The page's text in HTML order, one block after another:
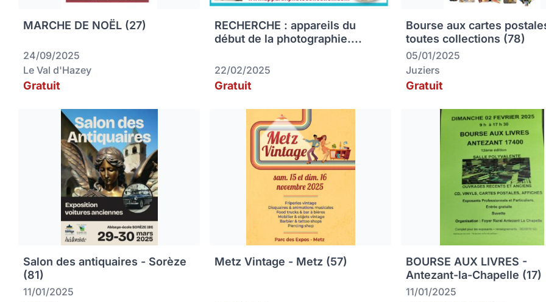
MARCHE DE NOËL (27)
24/09/2025
Le Val d'Hazey
Gratuit
RECHERCHE : appareils du
début de la photographie....
22/02/2025
Gratuit
Bourse aux cartes
toutes collections (78)
05/01/2025
Juziers
Gratuit
Salon des antiquaires - Sorèze
(81)
11/01/2025
Metz Vintage - Metz (57)
BOURSE AUX LIVRES -
Antezant-la-Chapelle (17)
11/01/2025